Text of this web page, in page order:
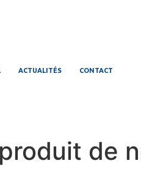
ACTUALITÉS CONTACT
de